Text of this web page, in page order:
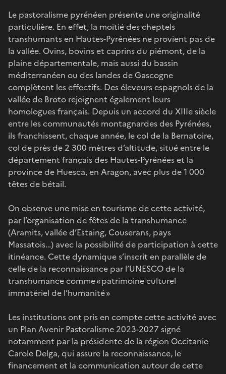
Le pastoralisme pyrénéen présente une originalité
particulière. En effet, la moitié des cheptels
transhumants en Hautes-Pyrénées ne provient pas de
la vallée. Ovins, bovins et caprins du piémont, de la
plaine départementale, mais aussi du bassin
méditerranéen ou des landes de Gascogne
complètent les effectifs. Des éleveurs espagnols de la
vallée de Broto rejoignent également leurs
homologues français. Depuis un accord du XIIIe siècle
entre les communautés montagnardes des Pyrénées,
ils franchissent, chaque année, le col de la Bernatoire,
col de près de 2 300 mètres d’altitude, situé entre le
département français des Hautes-Pyrénées et la
province de Huesca, en Aragon, avec plus de 1 000
têtes de bétail.
On observe une mise en tourisme de cette activité,
par l’organisation de fêtes de la transhumance
(Aramits, vallée d’Estaing, Couserans, pays
Massatois…) avec la possibilité de participation à cette
itinéance. Cette dynamique s’inscrit en parallèle de
celle de la reconnaissance par l’UNESCO de la
transhumance comme « patrimoine culturel
immatériel de l’humanité »
Les institutions ont pris en compte cette activité avec
un Plan Avenir Pastoralisme 2023-2027 signé
notamment par la présidente de la région Occitanie
Carole Delga, qui assure la reconnaissance, le
financement et la communication autour de cette